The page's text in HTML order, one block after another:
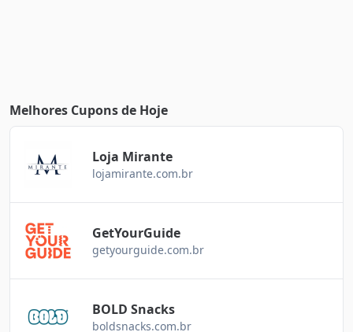
Melhores Cupons de Hoje
Loja Mirante
lojamirante.com.br
GetYourGuide
getyourguide.com.br
BOLD Snacks
boldsnacks.com.br